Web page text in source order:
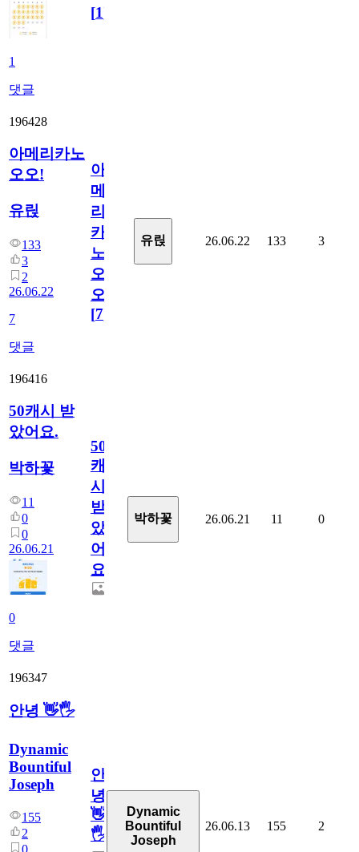
1
댓글
[1]
196428
아메리카노
오오!
유릱
133
3
2
26.06.22
7
댓글
아
메
리
카
노
오
오!
[7]
유릱 26.06.22 133 3
196416
50캐시 받
았어요.
박하꽃
11
0
0
26.06.21
0
댓글
50
캐
시
받
았
어
요.
박하꽃 26.06.21 11 0
196347
안녕 👋🖐
Dynamic
Bountiful
Joseph
155
2
0
안
녕
👋
🖐
Dynamic
Bountiful
Joseph
26.06.13 155 2